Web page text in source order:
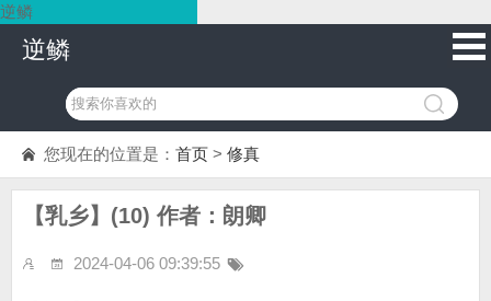
逆鳞
逆鳞
您现在的位置是： 首页 > 修真
【乳乡】(10) 作者：朗卿
2024-04-06 09:39:55